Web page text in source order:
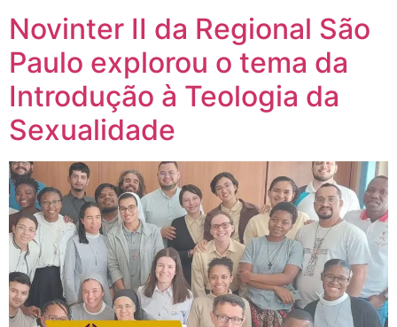
Novinter II da Regional São
Paulo explorou o tema da
Introdução à Teologia da
Sexualidade